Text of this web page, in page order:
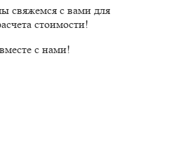
свяжемся с вами для
стоимости!
с нами!